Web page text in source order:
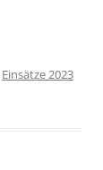
Einsätze 2023